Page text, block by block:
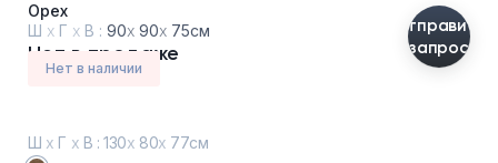
Орех
Ш х Г х В : 90х 90х 75см
Нет в продаже
Нет в наличии
Отправить
запрос
Ш х Г х В : 130х 80х 77см